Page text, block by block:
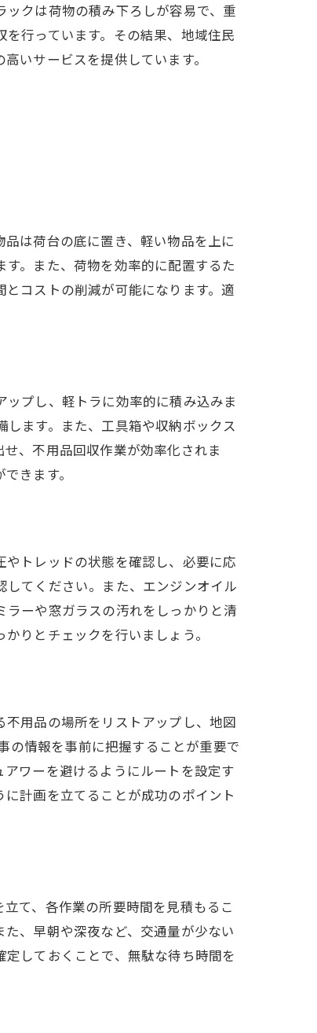
クは荷物の積み下ろしが容易で、重
行っています。その結果、地域住民
いサービスを提供しています。
は荷台の底に置き、軽い物品を上に
。また、荷物を効率的に配置するた
コストの削減が可能になります。適
プし、軽トラに効率的に積み込みま
ます。また、工具箱や収納ボックス
、不用品回収作業が効率化されま
きます。
トレッドの状態を確認し、必要に応
てください。また、エンジンオイル
ーや窓ガラスの汚れをしっかりと清
りとチェックを行いましょう。
用品の場所をリストアップし、地図
の情報を事前に把握することが重要で
ワーを避けるようにルートを設定す
計画を立てることが成功のポイント
て、各作業の所要時間を見積もるこ
、早朝や深夜など、交通量が少ない
しておくことで、無駄な待ち時間を